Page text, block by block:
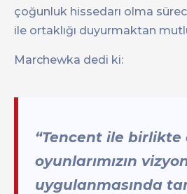
çoğunluk hissedarı olma
ile ortaklığı duyurmaktan
Marchewka dedi ki:
“Tencent ile birlikte
oyunlarımızın
uygulanmasında